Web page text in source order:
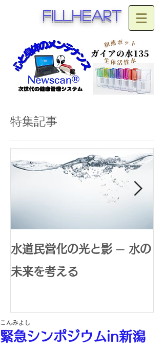
fillheart
特集記事
水道民営化の光と影 ─ 水の
未来を考える
緊急シンポジウムin新潟
こんみよし